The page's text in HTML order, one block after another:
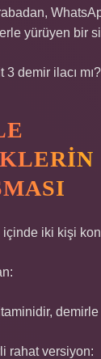
yürüyen bir
demir ilacı
içinde iki kişi
demirle
rahat versiyon: